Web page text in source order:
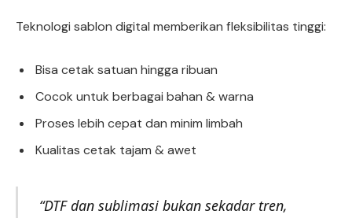
Teknologi sablon digital memberikan fleksibilitas tinggi:
Bisa cetak satuan hingga ribuan
Cocok untuk berbagai bahan & warna
Proses lebih cepat dan minim limbah
Kualitas cetak tajam & awet
“DTF dan sublimasi bukan sekadar tren,